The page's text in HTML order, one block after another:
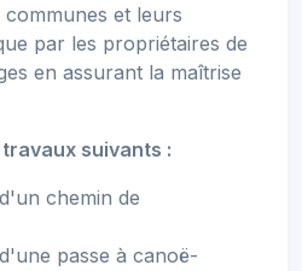
et leurs
par les propriétaires de
en assurant la maîtrise
suivants :
chemin de
passe à canoë-